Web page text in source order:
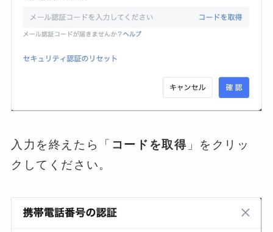
入力を終えたら「 コードを取得 」をクリッ
クしてください。